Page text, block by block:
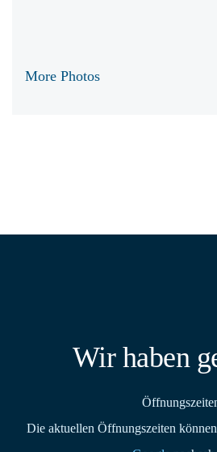
More Photos
Wir haben
Die aktuellen Öffnungszeiten